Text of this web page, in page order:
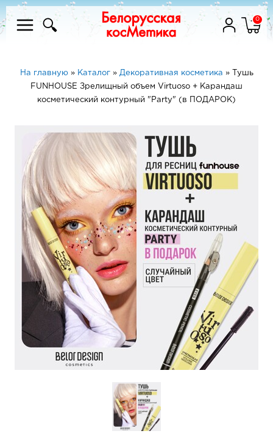
0
На главную» Каталог» Декоративная косметика »
Тушь
FUNHOUSE Зрелищный объем Virtuoso + Карандаш
косметический контурный "Party" (в ПОДАРОК)